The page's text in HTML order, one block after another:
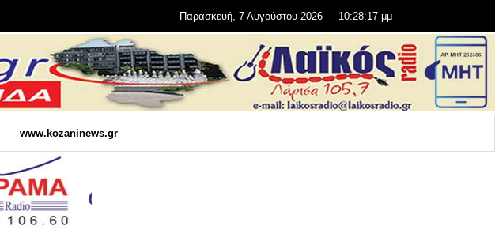
Παρασκευή, 7 Αυγούστου 2026 10:28:19 μμ
www.kozaninews.gr